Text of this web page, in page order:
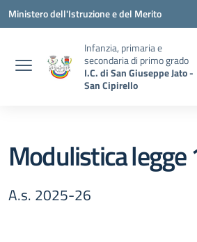
Vai ai contenuti
Vai al menu di navigazione
Vai al footer
Ministero dell'Istruzione e del Merito
Infanzia, primaria e
secondaria di primo grado
I.C. di San Giuseppe Jato -
San Cipirello
Modulistica
A.s. 2025-26